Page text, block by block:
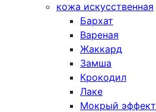
кожа искусственная
Бархат
Вареная
Жаккард
Замша
Крокодил
Лаке
Мокрый эффект